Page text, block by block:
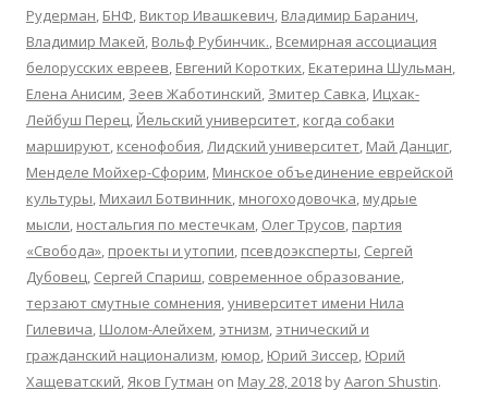
Рудерман, БНФ, Виктор Ивашкевич, Владимир Баранич,
Владимир Макей, Вольф Рубинчик., Всемирная ассоциация
белорусских евреев, Евгений Коротких, Екатерина Шульман,
Елена Анисим, Зеев Жаботинский, Змитер Савка, Ицхак-
Лейбуш Перец, Йельский университет, когда собаки
маршируют, ксенофобия,Лидский университет, Май Данциг,
Менделе Мойхер-Сфорим, Минское объединение еврейской
культуры, Михаил Ботвинник, многоходовочка, мудрые
мысли, ностальгия по местечкам, Олег Трусов, партия
«Свобода», проекты и утопии, псевдоэксперты, Сергей
Дубовец, Сергей Спариш, современное образование,
терзают смутные сомнения,университет имени Нила
Гилевича, Шолом-Алейхем, этнизм, этнический и
гражданский национализм, юмор, Юрий Зиссер, Юрий
Хащеватский,Яков Гутман on May 28, 2018 byAaron Shustin.